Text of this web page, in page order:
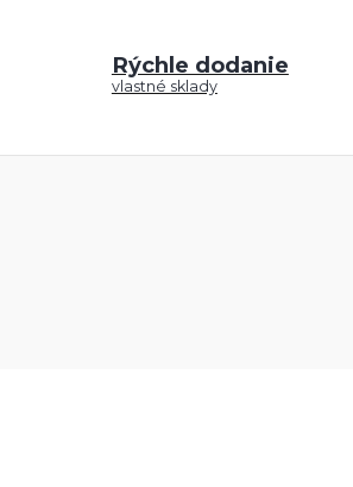
Rýchle dodanie
vlastné sklady